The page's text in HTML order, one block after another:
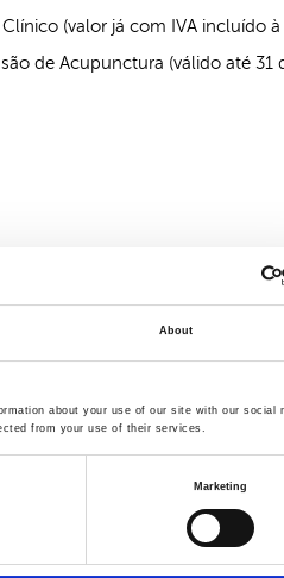
About
about your use of our site with our social
from your use of their services.
Marketing
(valor já com IVA incluído à
de Acupunctura (válido até 31